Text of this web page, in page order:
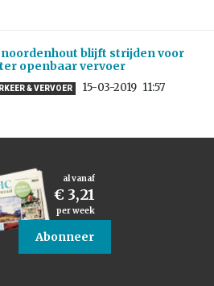
blijft strijden voor
openbaar vervoer
& VERVOER 15-03-2019 11:57
al vanaf
€ 3,21
per week
Abonneer